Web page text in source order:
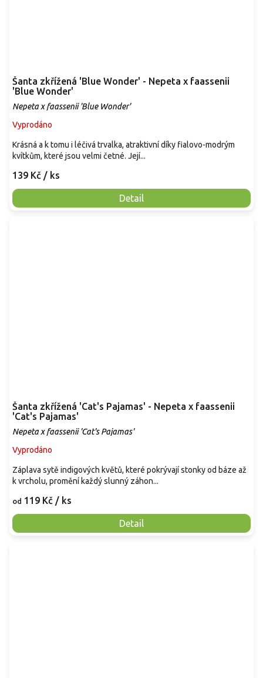
Šanta zkřížená 'Blue Wonder' - Nepeta x faassenii
'Blue Wonder'
Nepeta x faassenii 'Blue Wonder'
Vyprodáno
139 Kč / ks
Detail
Krásná a k tomu i léčivá trvalka, atraktivní díky fialovo-modrým
kvítkům, které jsou velmi četné. Její...
Šanta zkřížená 'Cat's Pajamas' - Nepeta x faassenii
'Cat's Pajamas'
Nepeta x faassenii 'Cat's Pajamas'
Vyprodáno
od 119 Kč / ks
Detail
Záplava sytě indigových květů, které pokrývají stonky od báze až
k vrcholu, promění každý slunný záhon...